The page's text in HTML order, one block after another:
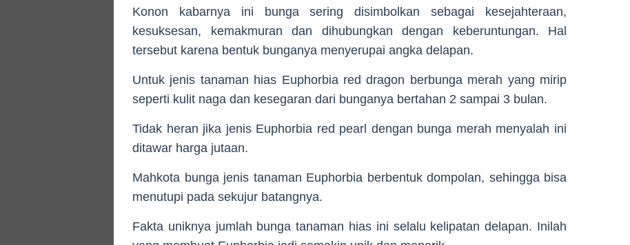
Konon kabarnya ini bunga sering disimbolkan sebagai kesejahteraan,
kesuksesan, kemakmuran dan dihubungkan dengan keberuntungan. Hal
tersebut karena bentuk bunganya menyerupai angka delapan.
Untuk jenis tanaman hias Euphorbia red dragon berbunga merah yang mirip
seperti kulit naga dan kesegaran dari bunganya bertahan 2 sampai 3 bulan.
Tidak heran jika jenis Euphorbia red pearl dengan bunga merah menyalah ini
ditawar harga jutaan.
Mahkota bunga jenis tanaman Euphorbia berbentuk dompolan, sehingga bisa
menutupi pada sekujur batangnya.
Fakta uniknya jumlah bunga tanaman hias ini selalu kelipatan delapan. Inilah